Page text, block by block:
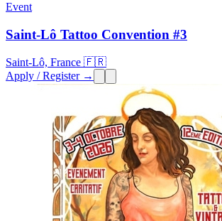
Event
Saint-Lô Tattoo Convention #3
Saint-Lô, France 🇫🇷
Apply / Register →